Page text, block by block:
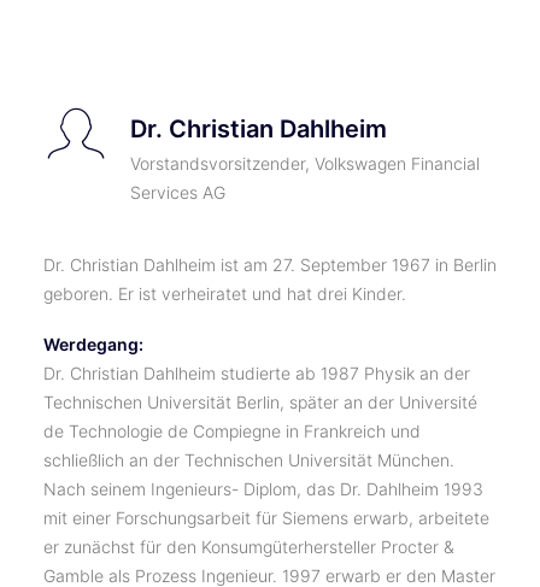
Dr. Christian Dahlheim
Vorstandsvorsitzender, Volkswagen Financial
Services AG
Dr. Christian Dahlheim ist am 27. September 1967 in Berlin
geboren. Er ist verheiratet und hat drei Kinder.
Werdegang:
Dr. Christian Dahlheim studierte ab 1987 Physik an der
Technischen Universität Berlin, später an der Université
de Technologie de Compiegne in Frankreich und
schließlich an der Technischen Universität München.
Nach seinem Ingenieurs- Diplom, das Dr. Dahlheim 1993
mit einer Forschungsarbeit für Siemens erwarb, arbeitete
er zunächst für den Konsumgüterhersteller Procter &
Gamble als Prozess Ingenieur. 1997 erwarb er den Master